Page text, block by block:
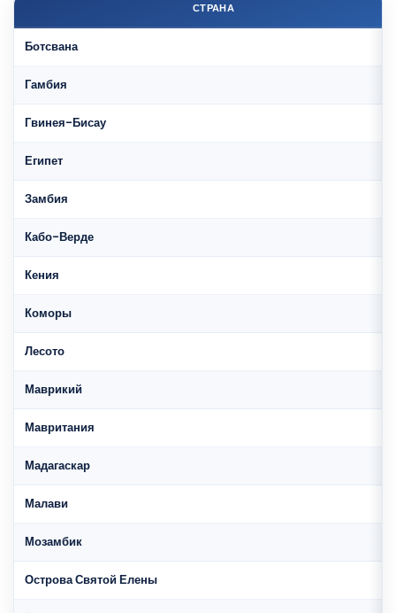
СТРАНА
Ботсвана
Гамбия
Гвинея-Бисау
Египет
Замбия
Кабо-Верде
Кения
Коморы
Лесото
Маврикий
Мавритания
Мадагаскар
Малави
Мозамбик
Острова Святой Елены